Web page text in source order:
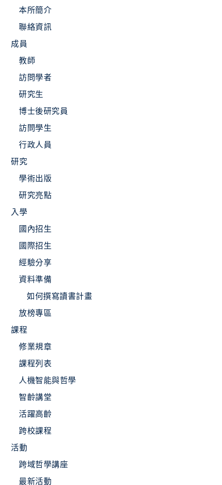
本所簡介
聯絡資訊
成員
教師
訪問學者
研究生
博士後研究員
訪問學生
行政人員
研究
學術出版
研究亮點
入學
國內招生
國際招生
經驗分享
資料準備
如何撰寫讀書計畫
放榜專區
課程
修業規章
課程列表
人機智能與哲學
智齡講堂
活躍高齡
跨校課程
活動
跨域哲學講座
最新活動